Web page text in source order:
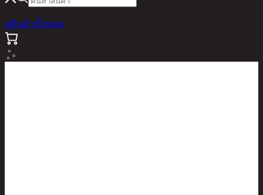
ดูสินค้าทั้งหมด